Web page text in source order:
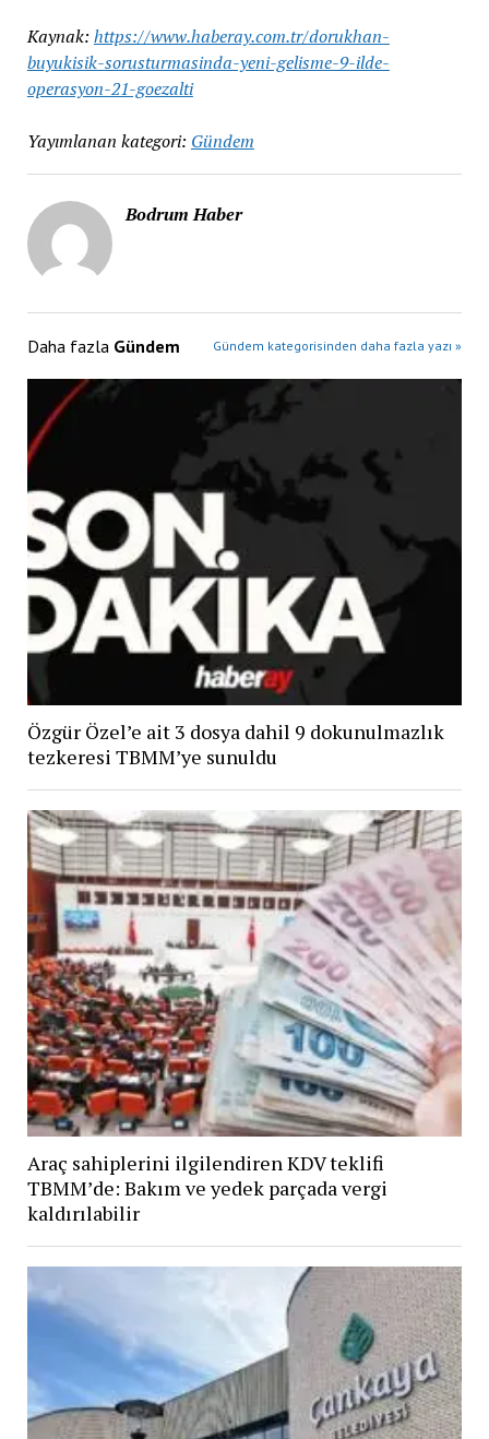
Kaynak: https://www.haberay.com.tr/dorukhan-
buyukisik-sorusturmasinda-yeni-gelisme-9-ilde-
operasyon-21-goezalti
Yayımlanan kategori: Gündem
Bodrum Haber
Daha fazla Gündem Gündem kategorisinden daha fazla yazı »
Özgür Özel’e ait 3 dosya dahil 9 dokunulmazlık
tezkeresi TBMM’ye sunuldu
Araç sahiplerini ilgilendiren KDV teklifi
TBMM’de: Bakım ve yedek parçada vergi
kaldırılabilir